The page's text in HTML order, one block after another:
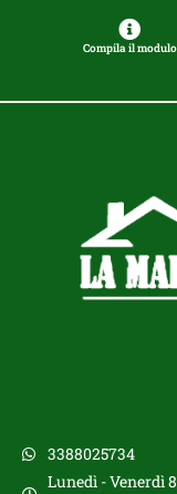
Compila il modulo
3388025734
Lunedì - Venerdì